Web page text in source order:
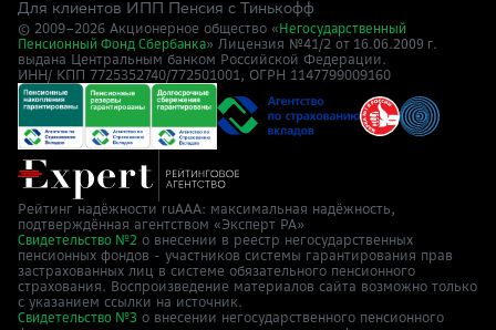
Для клиентов ИПП Пенсия с Тинькофф
© 2009–2026 Акционерное общество « Негосударственный
Пенсионный Фонд Сбербанка» Лицензия №41/2 от 16.06.2009 г.
выдана Центральным банком Российской Федерации.
ИНН/ КПП 7725352740/772501001, ОГРН 1147799009160
Рейтинг надёжности ruAAA: максимальная надёжность,
подтверждённая агентством «Эксперт РА»
Свидетельство №2 о внесении в реестр негосударственных
пенсионных фондов - участников системы гарантирования прав
застрахованных лиц в системе обязательного пенсионного
страхования. Воспроизведение материалов сайта возможно только
с указанием ссылки на источник.
Свидетельство №3 о внесении негосударственного пенсионного